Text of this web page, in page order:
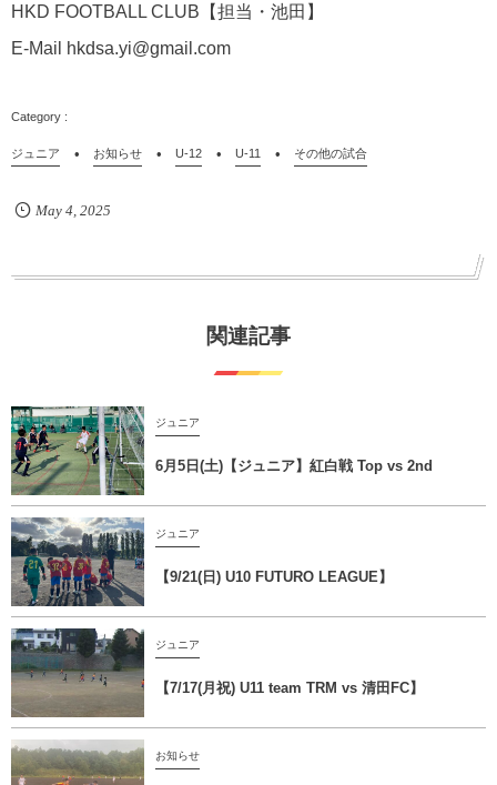
HKD FOOTBALL CLUB【担当・池田】
E-Mail hkdsa.yi@gmail.com
ジュニア お知らせ U-12 U-11 その他の試合
May 4, 2025
関連記事
ジュニア
6月5日(土)【ジュニア】紅白戦 Top vs 2nd
ジュニア
【9/21(日) U10 FUTURO LEAGUE】
ジュニア
【7/17(月祝) U11 team TRM vs 清田FC】
お知らせ